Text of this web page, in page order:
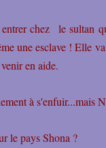
chez le sultan
une esclave !Elle
en aide.
à s'enfuir...mais
le pays Shona ?